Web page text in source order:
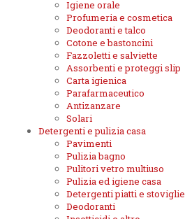
Igiene orale
Profumeria e cosmetica
Deodoranti e talco
Cotone e bastoncini
Fazzoletti e salviette
Assorbenti e proteggi slip
Carta igienica
Parafarmaceutico
Antizanzare
Solari
Detergenti e pulizia casa
Pavimenti
Pulizia bagno
Pulitori vetro multiuso
Pulizia ed igiene casa
Detergenti piatti e stoviglie
Deodoranti